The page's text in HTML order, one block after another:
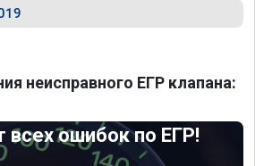
неисправного ЕГР клапана:
всех ошибок по ЕГР!